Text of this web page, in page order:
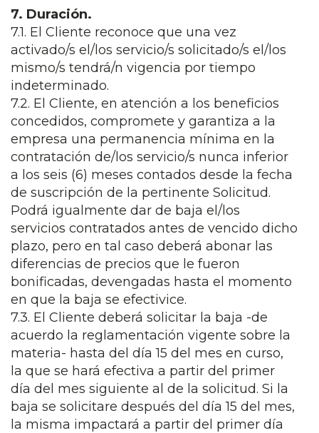
7. Duración.
7.1. El Cliente reconoce que una vez
activado/s el/los servicio/s solicitado/s el/los
mismo/s tendrá/n vigencia por tiempo
indeterminado.
7.2. El Cliente, en atención a los beneficios
concedidos, compromete y garantiza a la
empresa una permanencia mínima en la
contratación de/los servicio/s nunca inferior
a los seis (6) meses contados desde la fecha
de suscripción de la pertinente Solicitud.
Podrá igualmente dar de baja el/los
servicios contratados antes de vencido dicho
plazo, pero en tal caso deberá abonar las
diferencias de precios que le fueron
bonificadas, devengadas hasta el momento
en que la baja se efectivice.
7.3. El Cliente deberá solicitar la baja -de
acuerdo la reglamentación vigente sobre la
materia- hasta del día 15 del mes en curso,
la que se hará efectiva a partir del primer
día del mes siguiente al de la solicitud. Si la
baja se solicitare después del día 15 del mes,
la misma impactará a partir del primer día